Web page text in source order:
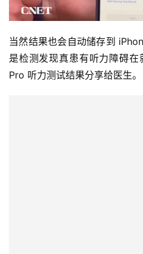
当然结果也会自动储存到
是检测发现真患有听力障碍
Pro 听力测试结果分享给医生。